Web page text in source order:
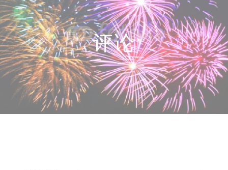
评论